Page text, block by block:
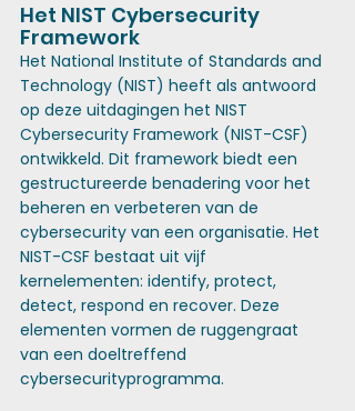
Het NIST Cybersecurity
Framework
Het National Institute of Standards and
Technology (NIST) heeft als antwoord
op deze uitdagingen het NIST
Cybersecurity Framework (NIST-CSF)
ontwikkeld. Dit framework biedt een
gestructureerde benadering voor het
beheren en verbeteren van de
cybersecurity van een organisatie. Het
NIST-CSF bestaat uit vijf
kernelementen: identify, protect,
detect, respond en recover. Deze
elementen vormen de ruggengraat
van een doeltreffend
cybersecurityprogramma.